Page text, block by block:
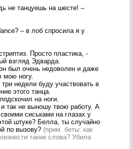
не танцуешь на шесте! –
– в лоб спросила я у
Просто пластика, -
взгляд Эдварда.
был очень недоволен и даже
мою ногу.
недели буду участвовать в
этого танца.
на ноги.
так не выношу твою работу. А
сиськами на глазах у
штуке? Белла, ты случайно
по вызову? (прим. беты: как
такие слова? Убила